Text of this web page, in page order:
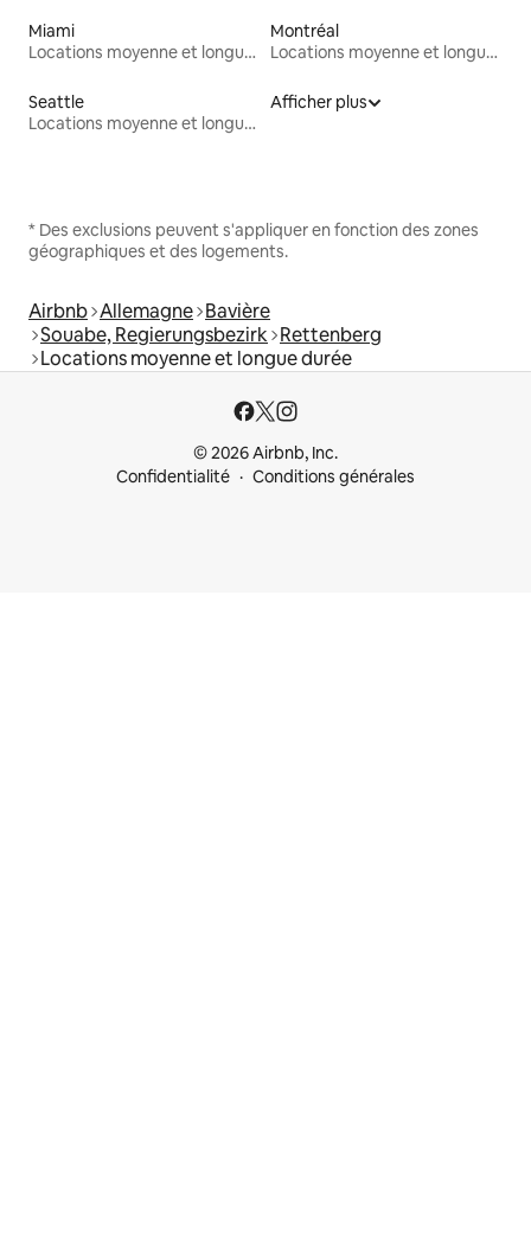
Miami
Locations moyenne et longue durée
Montréal
Locations moyenne et longue durée
Seattle
Locations moyenne et longue durée
Afficher plus
* Des exclusions peuvent s'appliquer en fonction des zones
géographiques et des logements.
Airbnb Allemagne Bavière
Souabe, Regierungsbezirk Rettenberg
Locations moyenne et longue durée
© 2026 Airbnb, Inc.
Confidentialité
Conditions générales